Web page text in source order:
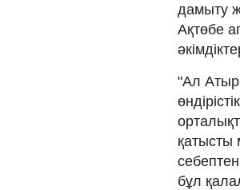
дамыту
Ақтөбе
"Ал
қатысты
бұл